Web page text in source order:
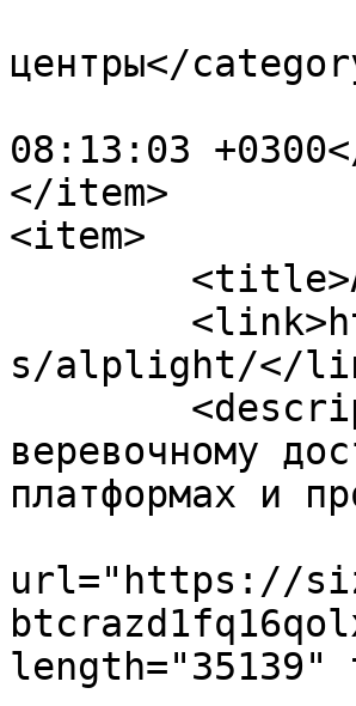
центры</
08:13:03
</item>
<item>
s/alplight/</
веревочному
платформах и
url="https://
length="35139"